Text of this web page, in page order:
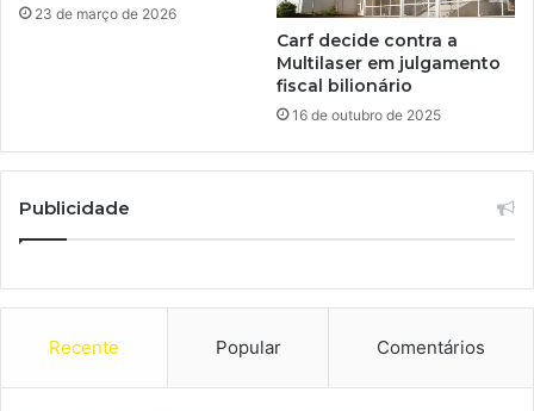
23 de março de 2026
Carf decide contra a
Multilaser em julgamento
fiscal bilionário
16 de outubro de 2025
Publicidade
Recente Popular Comentários